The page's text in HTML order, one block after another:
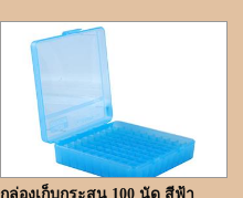
กล่องเก็บกระสุน 100 นัด สีฟ้า